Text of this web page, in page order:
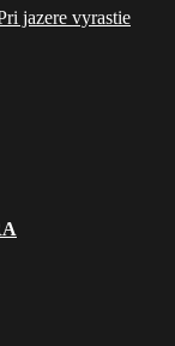
jazere vyrastie